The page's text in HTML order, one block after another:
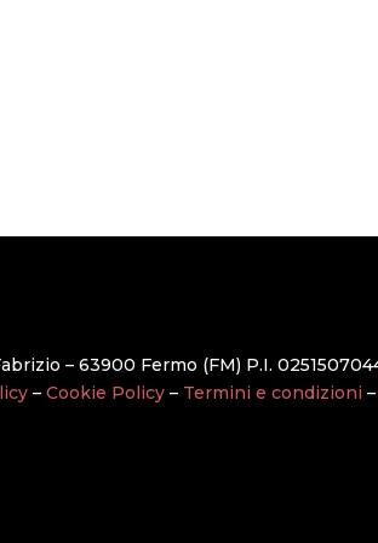
– 63900 Fermo (FM) P.I.
– Cookie Policy– Termini e condizioni –